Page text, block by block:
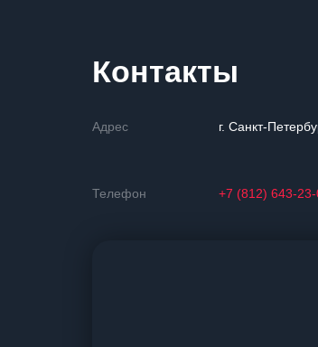
Контакты
Адрес г. Санкт-
Телефон +7 (812) 643-